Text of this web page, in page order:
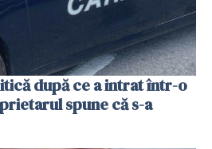
după ce a intrat într-o
spune că s-a